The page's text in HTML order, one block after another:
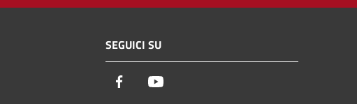
SEGUICI SU
Facebook